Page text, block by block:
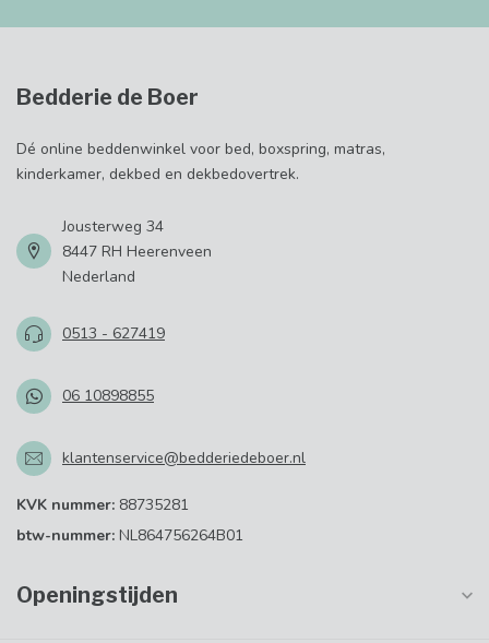
Bedderie de Boer
Dé online beddenwinkel voor bed, boxspring, matras,
kinderkamer, dekbed en dekbedovertrek.
Jousterweg 34
8447 RH Heerenveen
Nederland
0513 - 627419
06 10898855
klantenservice@bedderiedeboer.nl
KVK nummer: 88735281
btw-nummer: NL864756264B01
Openingstijden